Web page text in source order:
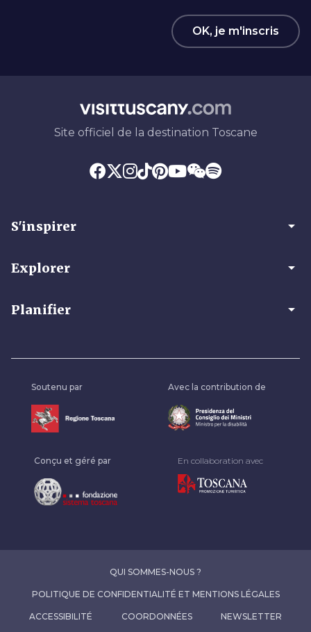
OK, je m'inscris
Site officiel de la destination Toscane
S'inspirer arrow_drop_down
Explorer arrow_drop_down
Planifier arrow_drop_down
Soutenu par Avec la contribution de
Conçu et géré par En collaboration avec
QUI SOMMES-NOUS ?
POLITIQUE DE CONFIDENTIALITÉ ET MENTIONS LÉGALES
ACCESSIBILITÉ COORDONNÉES NEWSLETTER